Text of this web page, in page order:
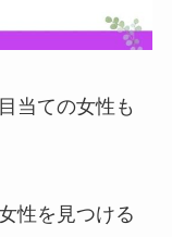
当ての女性も
性を見つける